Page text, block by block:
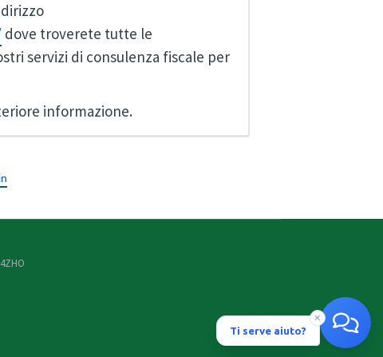
dove troverete tutte le
servizi di consulenza fiscale per
informazione.
Ti serve aiuto?